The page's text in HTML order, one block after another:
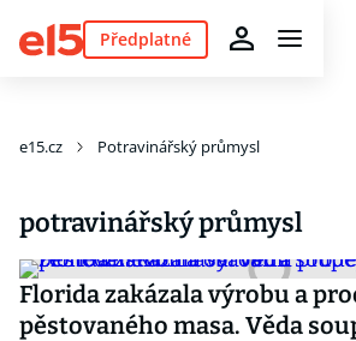
Předplatné
e15.cz Potravinářský průmysl
potravinářský průmysl
Florida zakázala výrobu a
pěstovaného masa. Věda